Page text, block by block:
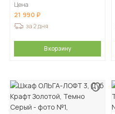
Цена
21 990
за 2 дня
В корзину